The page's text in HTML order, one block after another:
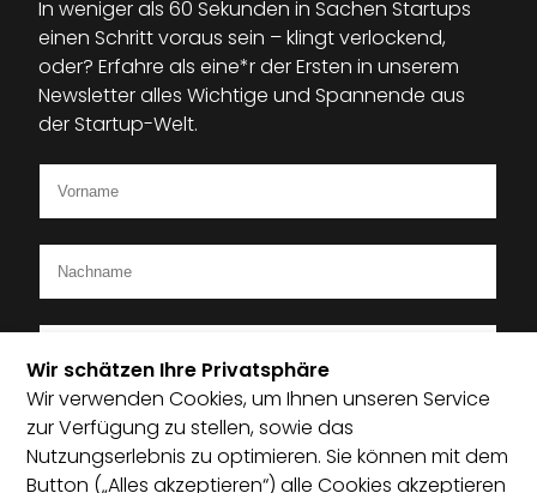
In weniger als 60 Sekunden in Sachen Startups
einen Schritt voraus sein – klingt verlockend,
oder? Erfahre als eine*r der Ersten in unserem
Newsletter alles Wichtige und Spannende aus
der Startup-Welt.
Ich bin Mitglied im Startup-Verband
Ich habe die Datenschutzerklärung zur Kenntnis
Wir schätzen Ihre Privatsphäre
Wir verwenden Cookies, um Ihnen unseren Service
zur Verfügung zu stellen, sowie das
Nutzungserlebnis zu optimieren. Sie können mit dem
Button („Alles akzeptieren“) alle Cookies akzeptieren